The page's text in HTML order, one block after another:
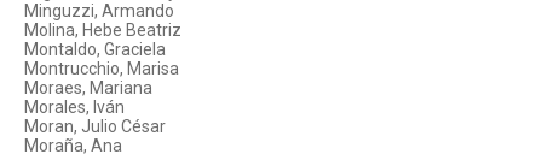
Minguzzi, Armando
Molina, Hebe Beatriz
Montaldo, Graciela
Montrucchio, Marisa
Moraes, Mariana
Morales, Iván
Moran, Julio César
Moraña, Ana